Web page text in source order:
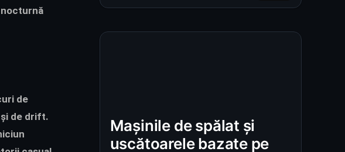
de
de drift.
Mașinile de spălat și
uscătoarele bazate pe